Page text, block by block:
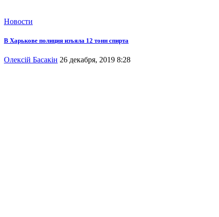
Новости
В Харькове полиция изъяла 12 тонн спирта
Олексій Басакін 26 декабря, 2019 8:28